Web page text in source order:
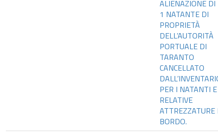
ALIENAZIONE DI
1 NATANTE DI
PROPRIETÀ
DELL’AUTORITÀ
PORTUALE DI
TARANTO
CANCELLATO
PER I NATANTI E
RELATIVE
ATTREZZATURE
BORDO.